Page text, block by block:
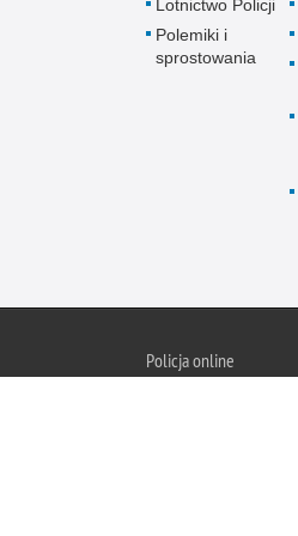
Lotnictwo Policji
Polemiki i
sprostowania
Policjaonline